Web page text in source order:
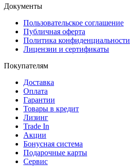
Документы
Пользовательское соглашение
Публичная оферта
Политика конфиденциальности
Лицензии и сертификаты
Покупателям
Доставка
Оплата
Гарантии
Товары в кредит
Лизинг
Trade In
Акции
Бонусная система
Подарочные карты
Сервис